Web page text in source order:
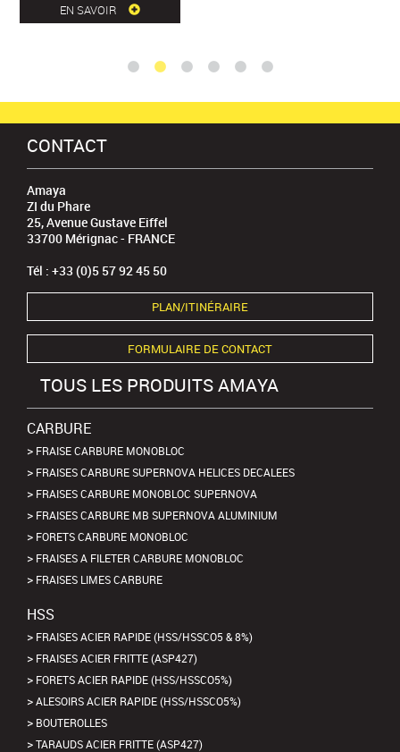
EN SAVOIR
CONTACT
Amaya
ZI du Phare
25, Avenue Gustave Eiffel
33700 Mérignac - FRANCE
Tél : +33 (0)5 57 92 45 50
PLAN/ITINÉRAIRE
FORMULAIRE DE CONTACT
TOUS LES PRODUITS AMAYA
CARBURE
FRAISE CARBURE MONOBLOC
FRAISES CARBURE SUPERNOVA HELICES DECALEES
FRAISES CARBURE MONOBLOC SUPERNOVA
FRAISES CARBURE MB SUPERNOVA ALUMINIUM
FORETS CARBURE MONOBLOC
FRAISES A FILETER CARBURE MONOBLOC
FRAISES LIMES CARBURE
HSS
FRAISES ACIER RAPIDE (HSS/HSSCO5 & 8%)
FRAISES ACIER FRITTE (ASP427)
FORETS ACIER RAPIDE (HSS/HSSCO5%)
ALESOIRS ACIER RAPIDE (HSS/HSSCO5%)
BOUTEROLLES
TARAUDS ACIER FRITTE (ASP427)